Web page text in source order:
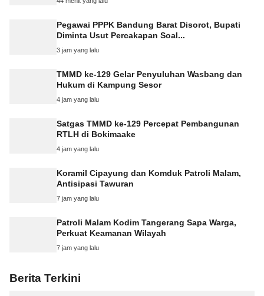
Pegawai PPPK Bandung Barat Disorot, Bupati
Diminta Usut Percakapan Soal...
3 jam yang lalu
TMMD ke-129 Gelar Penyuluhan Wasbang dan
Hukum di Kampung Sesor
4 jam yang lalu
Satgas TMMD ke-129 Percepat Pembangunan
RTLH di Bokimaake
4 jam yang lalu
Koramil Cipayung dan Komduk Patroli Malam,
Antisipasi Tawuran
7 jam yang lalu
Patroli Malam Kodim Tangerang Sapa Warga,
Perkuat Keamanan Wilayah
7 jam yang lalu
Berita Terkini